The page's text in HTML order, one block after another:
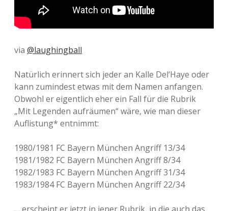
via @laughingball
Natürlich erinnert sich jeder an Kalle Del‘Haye oder
kann zumindest etwas mit dem Namen anfangen.
Obwohl er eigentlich eher ein Fall für die Rubrik
„Mit Legenden aufräumen“ wäre, wie man dieser
Auflistung* entnimmt:
1980/1981 FC Bayern München Angriff 13/34
1981/1982 FC Bayern München Angriff 8/34
1982/1983 FC Bayern München Angriff 31/34
1983/1984 FC Bayern München Angriff 22/34